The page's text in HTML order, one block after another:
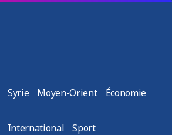
Syrie Moyen-Orient Économie
International Sport